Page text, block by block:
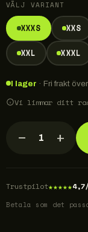
VÄLJ VARIANT
XXXS XXS
XXL XXXL
I lager · Fri frakt
Vi limmar ditt
− 1 +
Trustpilot★★★★★
Betala som det